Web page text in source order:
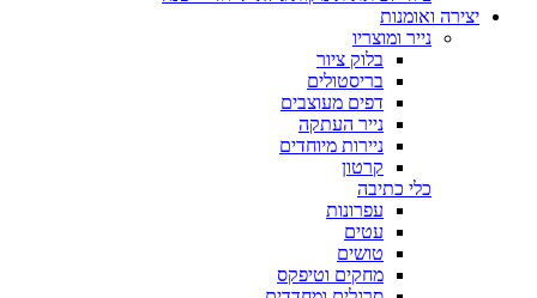
יצירה ואומנות
נייר ומוצריו
בלוק ציור
בריסטולים
דפים מעוצבים
נייר העתקה
ניירות מיוחדים
קרטון
כלי כתיבה
עפרונות
עטים
טושים
מחקים וטיפקס